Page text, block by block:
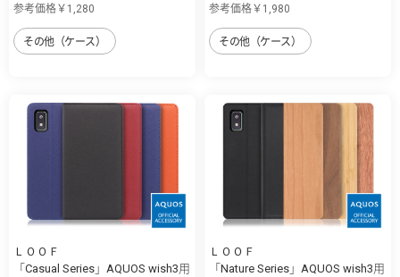
参考価格￥1,280
その他（ケース）
参考価格￥1,980
その他（ケース）
ＬＯＯＦ
「Casual Series」AQUOS wish3用
ＬＯＯＦ
「Nature Series」AQUOS wish3用